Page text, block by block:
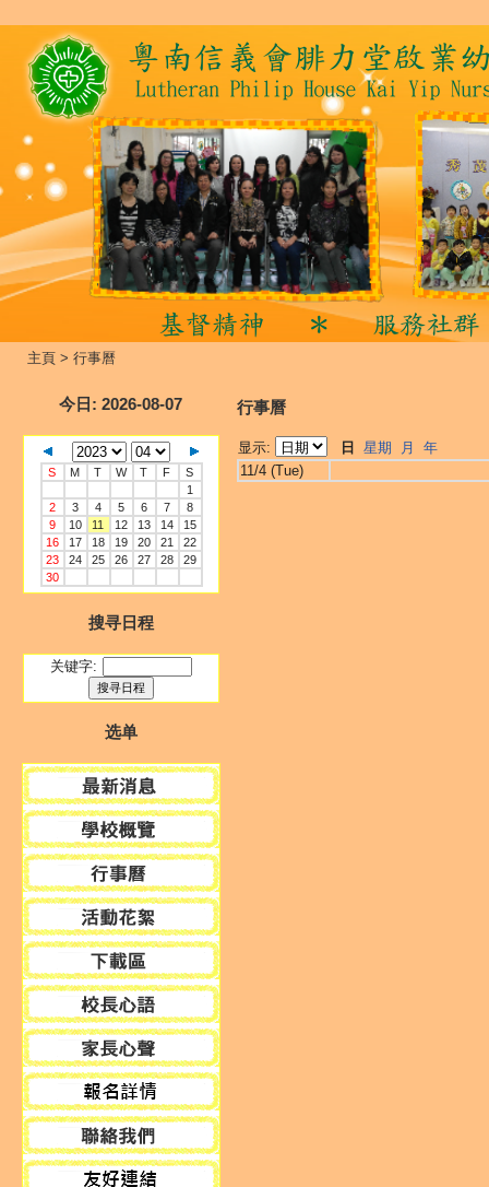
主頁 > 行事曆
今日 : 2026-08-07
S M T W T F
S
1
2
3 4 5 6 7
8
9
10 11 12 13 14
15
16
17 18 19 20 21
22
23
24 25 26 27 28
29
30
搜寻日程
关键字:
选单
行事曆
显示: 日 星期 月
年
11/4 (Tue)